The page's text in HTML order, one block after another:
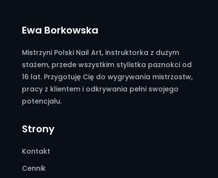
Ewa Borkowska
Mistrzyni Polski Nail Art, instruktorka z dużym
stażem, przede wszystkim stylistka paznokci od
16 lat. Przygotuję Cię do wygrywania mistrzostw,
pracy z klientem i odkrywania pełni swojego
potencjału.
Strony
Kontakt
Cennik